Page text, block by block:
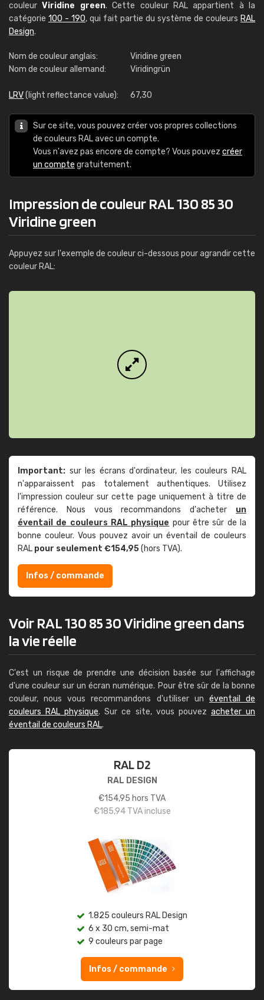
couleurViridine green. Cette couleur RAL appartient à la
catégorie 100 - 190, qui fait partie du système de couleurs RAL
Design.
Nom de couleur anglais:
Viridine green
Nom de couleur allemand:
Viridingrün
LRV(light reflectance value): 67,30
Sur ce site, vous pouvez créer vos propres collections
de couleurs RAL avec un compte.
Vous n'avez pas encore de compte? Vous pouvez créer
un compte gratuitement.
Impression de couleur RAL 130 85 30
Viridine green
Appuyez sur l'exemple de couleur ci-dessous pour agrandir cette
couleur RAL:
Important: sur les écrans d'ordinateur, les couleurs RAL
n'apparaissent pas totalement authentiques. Utilisez
l'impression couleur sur cette page uniquement à titre de
référence. Nous vous recommandons d'acheter un
éventail de couleurs RAL physique pour être sûr de la
bonne couleur. Vous pouvez avoir un éventail de couleurs
RAL pour seulement €154,95(hors TVA).
Infos / commande
Voir RAL 130 85 30 Viridine green dans
la vie réelle
C'est un risque de prendre une décision basée sur l'affichage
d'une couleur sur un écran numérique. Pour être sûr de la bonne
couleur, nous vous recommandons d'utiliser un éventail de
couleurs RAL physique. Sur ce site, vous pouvez acheter un
éventail de couleurs RAL.
RAL D2
RAL DESIGN
€154,95 hors TVA
€185,94TVA incluse
1.825 couleurs RAL Design
6 x 30 cm, semi-mat
9 couleurs par page
Infos / commande